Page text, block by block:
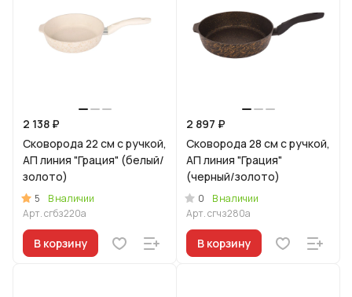
2 138 ₽
Сковорода 22 см с ручкой,
АП линия "Грация" (белый/
золото)
5
В наличии
Арт.сгбз220а
В корзину
2 897 ₽
Сковорода 28 см с ручкой,
АП линия "Грация"
(черный/золото)
0
В наличии
Арт.сгчз280а
В корзину